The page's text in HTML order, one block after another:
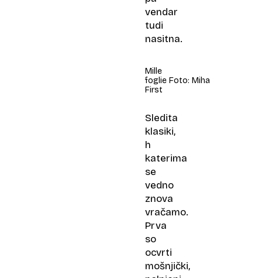
vendar
tudi
nasitna.
Mille
foglie Foto: Miha
First
Sledita
klasiki,
h
katerima
se
vedno
znova
vračamo.
Prva
so
ocvrti
mošnjički,